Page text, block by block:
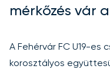
mérkőzés vár
A Fehérvár FC U19-es
korosztályos